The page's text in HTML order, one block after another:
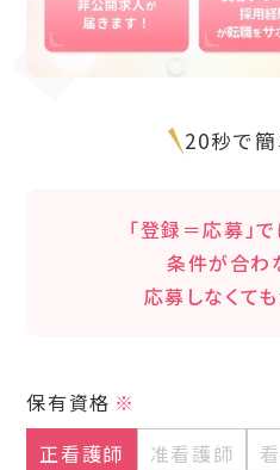
20秒で
「登録＝応募」
条件が合わ
応募しなくて
保有資格
正看護師
准看護師